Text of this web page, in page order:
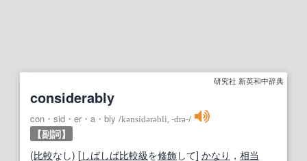
研究社 新英和中辞典
considerably
con・sid・er・a・bly /kənsídərəbli, ‐drə‐/
【副詞】
(比較なし) [しばしば比較級を修飾して] かなり ， 相当